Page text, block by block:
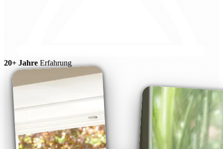
20+ Jahre Erfahrung